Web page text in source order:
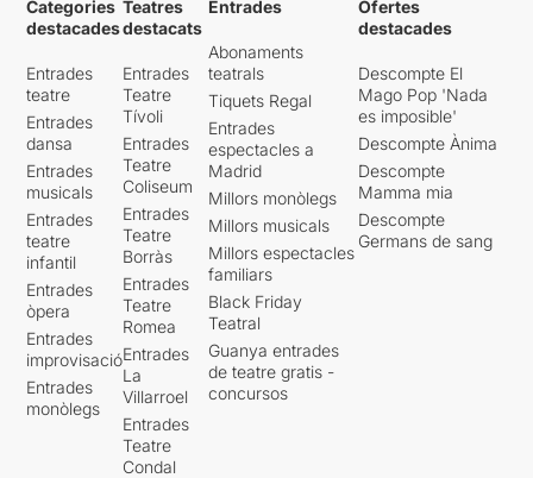
Categories
destacades
Entrades
teatre
Entrades
dansa
Entrades
musicals
Entrades
teatre
infantil
Entrades
òpera
Entrades
improvisació
Entrades
monòlegs
Teatres
destacats
Entrades
Teatre
Tívoli
Entrades
Teatre
Coliseum
Entrades
Teatre
Borràs
Entrades
Teatre
Romea
Entrades
La
Villarroel
Entrades
Teatre
Condal
Entrades
Abonaments
teatrals
Tiquets Regal
Entrades
espectacles a
Madrid
Millors monòlegs
Millors musicals
Millors espectacles
familiars
Black Friday
Teatral
Guanya entrades
de teatre gratis -
concursos
Ofertes
destacades
Descompte El
Mago Pop 'Nada
es imposible'
Descompte Ànima
Descompte
Mamma mia
Descompte
Germans de sang